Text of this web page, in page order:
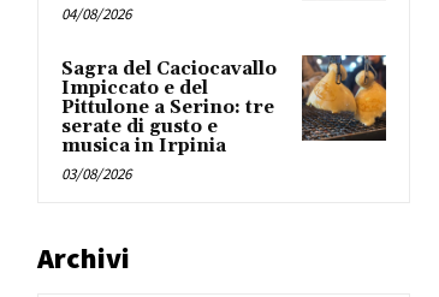
04/08/2026
Sagra del Caciocavallo
Impiccato e del
Pittulone a Serino: tre
serate di gusto e
musica in Irpinia
03/08/2026
Archivi